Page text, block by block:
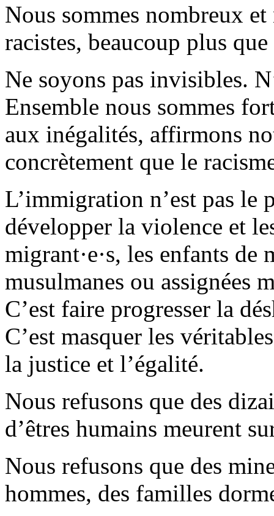
Nous sommes nombreux
racistes, beaucoup plus
Ne soyons pas invisibles.
Ensemble nous sommes
aux inégalités, affirmons
concrètement que le
L’immigration n’est pas le
développer la violence et
migrant·e·s, les enfants de
musulmanes ou assignées
C’est faire progresser la
C’est masquer les
la justice et l’égalité.
Nous refusons que des
d’êtres humains meurent
Nous refusons que des
hommes, des familles